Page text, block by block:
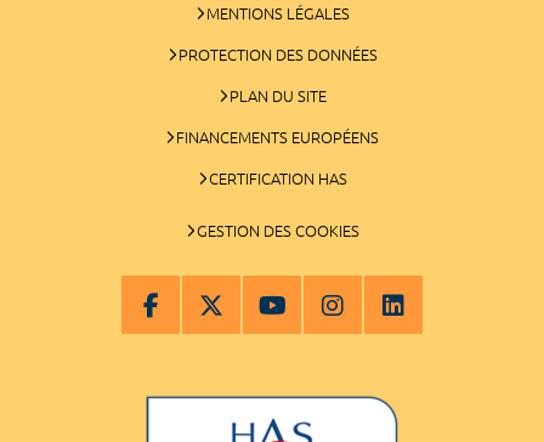
MENTIONS LÉGALES
PROTECTION DES DONNÉES
PLAN DU SITE
FINANCEMENTS EUROPÉENS
CERTIFICATION HAS
GESTION DES COOKIES